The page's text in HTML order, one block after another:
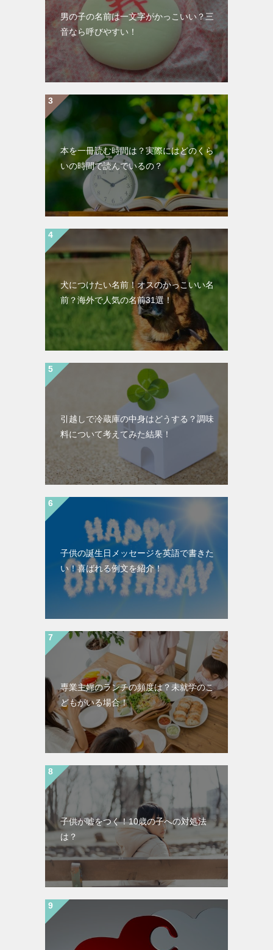
男の子の名前は一文字がかっこいい？三
音なら呼びやすい！
本を一冊読む時間は？実際にはどのくら
いの時間で読んでいるの？
犬につけたい名前！オスのかっこいい名
前？海外で人気の名前31選！
引越しで冷蔵庫の中身はどうする？調味
料について考えてみた結果！
子供の誕生日メッセージを英語で書きた
い！喜ばれる例文を紹介！
専業主婦のランチの頻度は？未就学のこ
どもがいる場合！
子供が嘘をつく！10歳の子への対処法
は？